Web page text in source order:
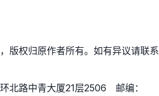
版权归原作者所有。如有异议请联系
北路中青大厦21层2506 邮编：